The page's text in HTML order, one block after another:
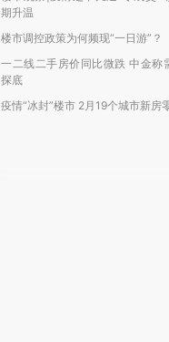
期升温
楼市调控政策为何频现“一日游”？
一二线二手房价同比微跌 中金称
探底
疫情“冰封”楼市 2月19个城市新房